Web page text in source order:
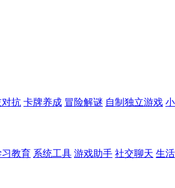
抗 卡牌养成 冒险解谜 自制独立游戏
习教育 系统工具 游戏助手 社交聊天 生